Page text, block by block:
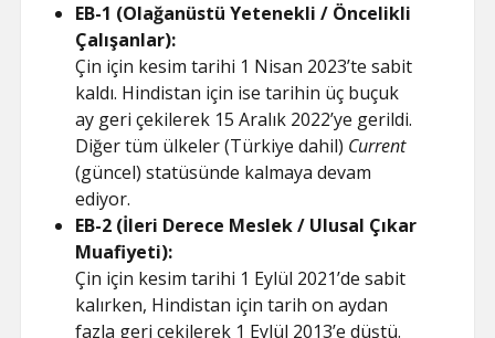
EB-1 (Olağanüstü Yetenekli / Öncelikli
Çalışanlar):
Çin için kesim tarihi 1 Nisan 2023’te sabit
kaldı. Hindistan için ise tarihin üç buçuk
ay geri çekilerek 15 Aralık 2022’ye gerildi.
Diğer tüm ülkeler (Türkiye dahil) Current
(güncel) statüsünde kalmaya devam
ediyor.
EB-2 (İleri Derece Meslek / Ulusal Çıkar
Muafiyeti):
Çin için kesim tarihi 1 Eylül 2021’de sabit
kalırken, Hindistan için tarih on aydan
fazla geri çekilerek 1 Eylül 2013’e düştü.